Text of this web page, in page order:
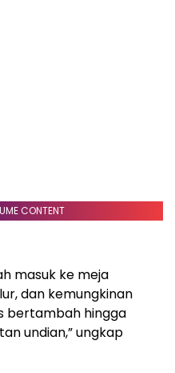
CONTENT
masuk ke meja
dan kemungkinan
bertambah hingga
undian,” ungkap